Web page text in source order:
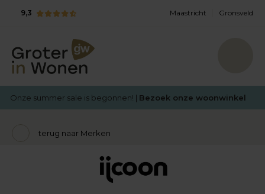
9,3 Maastricht Gronsveld
Onze summer sale is begonnen! | Bezoek onze woonwinkel
terug naar Merken